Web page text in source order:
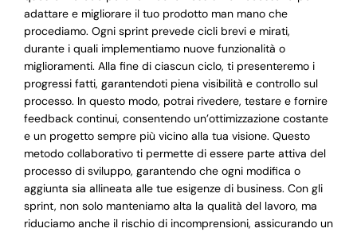
adattare e migliorare il tuo prodotto man mano che
procediamo. Ogni sprint prevede cicli brevi e mirati,
durante i quali implementiamo nuove funzionalità o
miglioramenti. Alla fine di ciascun ciclo, ti presenteremo i
progressi fatti, garantendoti piena visibilità e controllo sul
processo. In questo modo, potrai rivedere, testare e fornire
feedback continui, consentendo un’ottimizzazione costante
e un progetto sempre più vicino alla tua visione. Questo
metodo collaborativo ti permette di essere parte attiva del
processo di sviluppo, garantendo che ogni modifica o
aggiunta sia allineata alle tue esigenze di business. Con gli
sprint, non solo manteniamo alta la qualità del lavoro, ma
riduciamo anche il rischio di incomprensioni, assicurando un